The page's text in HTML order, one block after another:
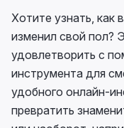
Хотите узнать, как
изменил свой пол?
удовлетворить с
инструмента для
удобного онлайн-
превратить